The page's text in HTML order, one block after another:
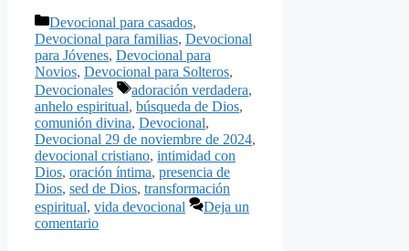
Categorías
Devocional para casados,
Devocional para familias, Devocional
para Jóvenes, Devocional para
Novios, Devocional para Solteros,
Devocionales
Etiquetas
adoración verdadera,
anhelo espiritual, búsqueda de Dios,
comunión divina, Devocional,
Devocional 29 de noviembre de 2024,
devocional cristiano, intimidad con
Dios, oración íntima, presencia de
Dios, sed de Dios, transformación
espiritual, vida devocional
Deja un
comentario